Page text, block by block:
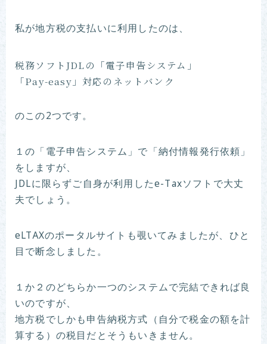
私が地方税の支払いに利用したのは、
税務ソフトJDLの「電子申告システム」
「Pay-easy」対応のネットバンク
のこの2つです。
１の「電子申告システム」で「納付情報発行依頼」
をしますが、
JDLに限らずご自身が利用したe-Taxソフトで大丈
夫でしょう。
eLTAXのポータルサイトも覗いてみましたが、ひと
目で断念しました。
１か２のどちらか一つのシステムで完結できれば良
いのですが、
地方税でしかも申告納税方式（自分で税金の額を計
算する）の税目だとそうもいきません。